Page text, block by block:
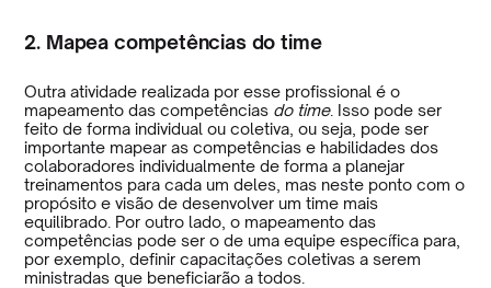
2. Mapea competências do time
Outra atividade realizada por esse profissional é o
mapeamento das competências do time. Isso pode ser
feito de forma individual ou coletiva, ou seja, pode ser
importante mapear as competências e habilidades dos
colaboradores individualmente de forma a planejar
treinamentos para cada um deles, mas neste ponto com o
propósito e visão de desenvolver um time mais
equilibrado. Por outro lado, o mapeamento das
competências pode ser o de uma equipe específica para,
por exemplo, definir capacitações coletivas a serem
ministradas que beneficiarão a todos.